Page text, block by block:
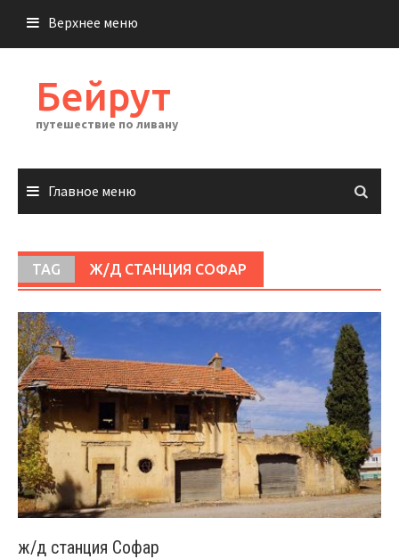
содержимому
Верхнее меню
Бейрут
путешествие по ливану
Главное меню
TAG Ж/Д СТАНЦИЯ СОФАР
ж/д станция Софар